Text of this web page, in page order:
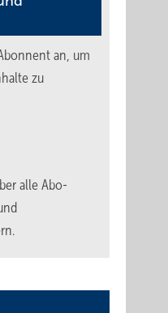
an, um
zu
alle Abo-